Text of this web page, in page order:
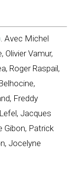
. Avec Michel
Olivier Vamur,
Roger Raspail,
Freddy
Jacques
Gibon, Patrick
Jocelyne